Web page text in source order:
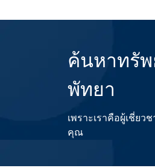
ค้นหาทรั
พัทยา
เพราะเราคือผู้เชี่ย
คุณ